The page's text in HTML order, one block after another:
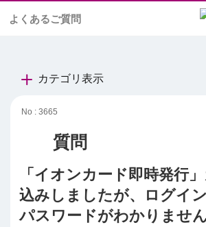
よくあるご質問
カテゴリ表示
No : 3665
「イオンカード即時発行
込みしましたが、ログイ
パスワードがわかりません